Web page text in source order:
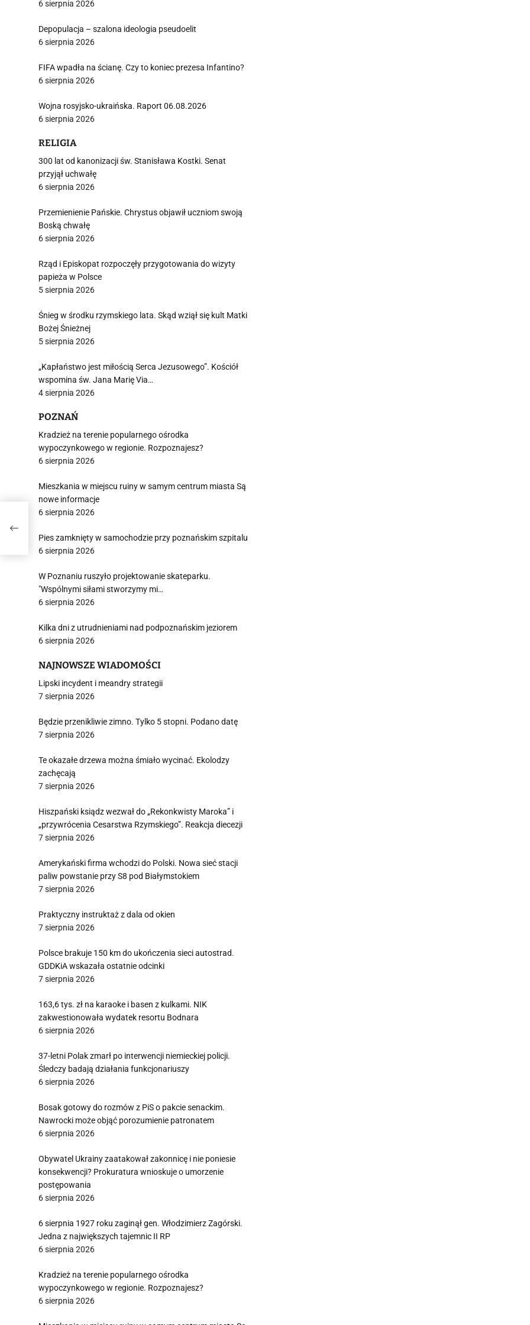
6 sierpnia 2026
Depopulacja – szalona ideologia pseudoelit
6 sierpnia 2026
FIFA wpadła na ścianę. Czy to koniec prezesa Infantino?
6 sierpnia 2026
Wojna rosyjsko-ukraińska. Raport 06.08.2026
6 sierpnia 2026
RELIGIA
300 lat od kanonizacji św. Stanisława Kostki. Senat
przyjął uchwałę
6 sierpnia 2026
Przemienienie Pańskie. Chrystus objawił uczniom swoją
Boską chwałę
6 sierpnia 2026
Rząd i Episkopat rozpoczęły przygotowania do wizyty
papieża w Polsce
5 sierpnia 2026
Śnieg w środku rzymskiego lata. Skąd wziął się kult Matki
Bożej Śnieżnej
5 sierpnia 2026
„Kapłaństwo jest miłością Serca Jezusowego”. Kościół
wspomina św. Jana Marię Via…
4 sierpnia 2026
POZNAŃ
Kradzież na terenie popularnego ośrodka
wypoczynkowego w regionie. Rozpoznajesz?
6 sierpnia 2026
Mieszkania w miejscu ruiny w samym centrum miasta Są
nowe informacje
6 sierpnia 2026
Pies zamknięty w samochodzie przy poznańskim szpitalu
6 sierpnia 2026
W Poznaniu ruszyło projektowanie skateparku.
"Wspólnymi siłami stworzymy mi…
6 sierpnia 2026
Kilka dni z utrudnieniami nad podpoznańskim jeziorem
6 sierpnia 2026
NAJNOWSZE WIADOMOŚCI
Lipski incydent i meandry strategii
7 sierpnia 2026
Będzie przenikliwie zimno. Tylko 5 stopni. Podano datę
7 sierpnia 2026
Te okazałe drzewa można śmiało wycinać. Ekolodzy
zachęcają
7 sierpnia 2026
Hiszpański ksiądz wezwał do „Rekonkwisty Maroka” i
„przywrócenia Cesarstwa Rzymskiego”. Reakcja diecezji
7 sierpnia 2026
Amerykański firma wchodzi do Polski. Nowa sieć stacji
paliw powstanie przy S8 pod Białymstokiem
7 sierpnia 2026
Praktyczny instruktaż z dala od okien
7 sierpnia 2026
Polsce brakuje 150 km do ukończenia sieci autostrad.
GDDKiA wskazała ostatnie odcinki
7 sierpnia 2026
163,6 tys. zł na karaoke i basen z kulkami. NIK
zakwestionowała wydatek resortu Bodnara
6 sierpnia 2026
37-letni Polak zmarł po interwencji niemieckiej policji.
Śledczy badają działania funkcjonariuszy
6 sierpnia 2026
Bosak gotowy do rozmów z PiS o pakcie senackim.
Nawrocki może objąć porozumienie patronatem
6 sierpnia 2026
Obywatel Ukrainy zaatakował zakonnicę i nie poniesie
konsekwencji? Prokuratura wnioskuje o umorzenie
postępowania
6 sierpnia 2026
6 sierpnia 1927 roku zaginął gen. Włodzimierz Zagórski.
Jedna z największych tajemnic II RP
6 sierpnia 2026
Kradzież na terenie popularnego ośrodka
wypoczynkowego w regionie. Rozpoznajesz?
6 sierpnia 2026